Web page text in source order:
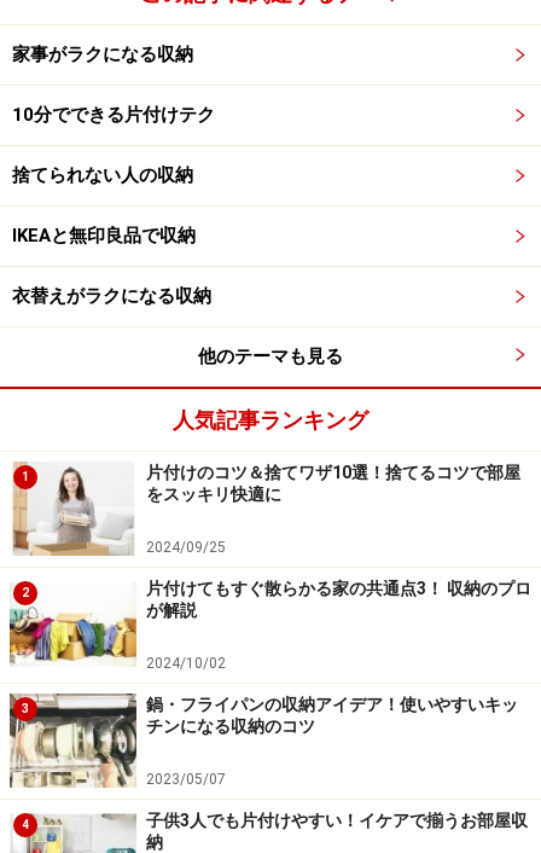
家事がラクになる収納
10分でできる片付けテク
捨てられない人の収納
IKEAと無印良品で収納
衣替えがラクになる収納
他のテーマも見る
人気記事ランキング
1
片付けのコツ＆捨てワザ10選！捨てるコツで部屋
をスッキリ快適に
2024/09/25
2
片付けてもすぐ散らかる家の共通点3！ 収納のプロ
が解説
2024/10/02
3
鍋・フライパンの収納アイデア！使いやすいキッ
チンになる収納のコツ
2023/05/07
4
子供3人でも片付けやすい！イケアで揃うお部屋収
納